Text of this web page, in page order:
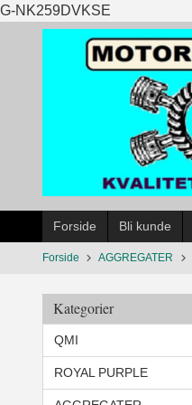
G-NK259DVKSE
til
innholdet
Forside Bli kunde
Forside AGGREGATER
Kategorier
QMI
ROYAL PURPLE